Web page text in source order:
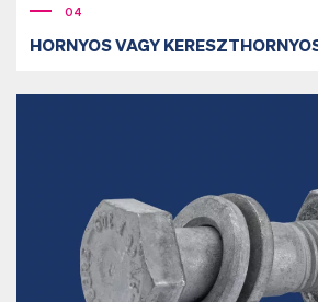
04
HORNYOS VAGY